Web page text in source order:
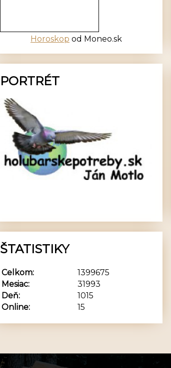
Horoskop od Moneo.sk
PORTRÉT
ŠTATISTIKY
Online: 15
Celkom:
1399675
Mesiac:
31993
Deň:
1015